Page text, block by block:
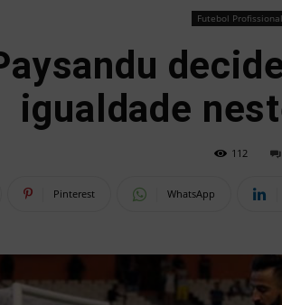
Futebol Profissional
igualdade
112
Pinterest WhatsApp